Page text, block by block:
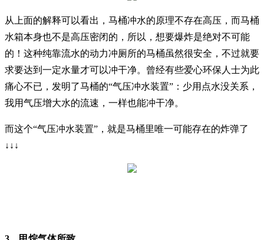
从上面的解释可以看出，马桶冲水的原理不存在高压，而马桶
水箱本身也不是高压密闭的，所以，想要爆炸是绝对不可能
的！这种纯靠流水的动力冲厕所的马桶虽然很安全，不过就要
求要达到一定水量才可以冲干净。曾经有些爱心环保人士为此
痛心不已，发明了马桶的“气压冲水装置”：少用点水没关系，
我用气压增大水的流速，一样也能冲干净。
而这个“气压冲水装置”，就是马桶里唯一可能存在的炸弹了
↓↓↓